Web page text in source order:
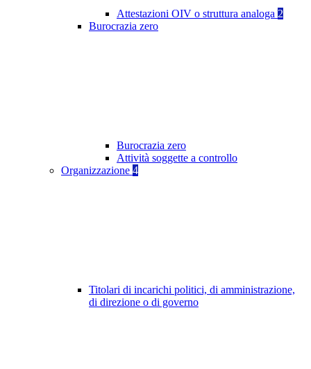
Attestazioni OIV o struttura analoga 2
Burocrazia zero
Burocrazia zero
Attività soggette a controllo
Organizzazione 4
Titolari di incarichi politici, di amministrazione,
di direzione o di governo